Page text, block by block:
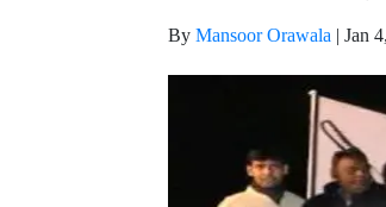
By Mansoor Orawala | Jan